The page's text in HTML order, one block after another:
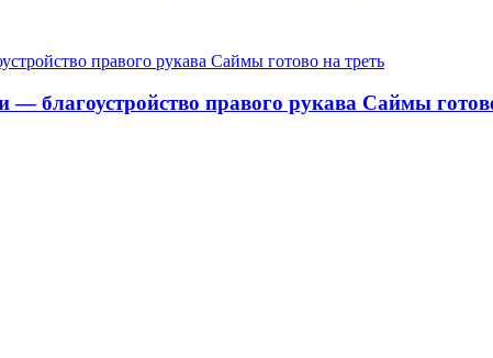
— благоустройство правого рукава Саймы